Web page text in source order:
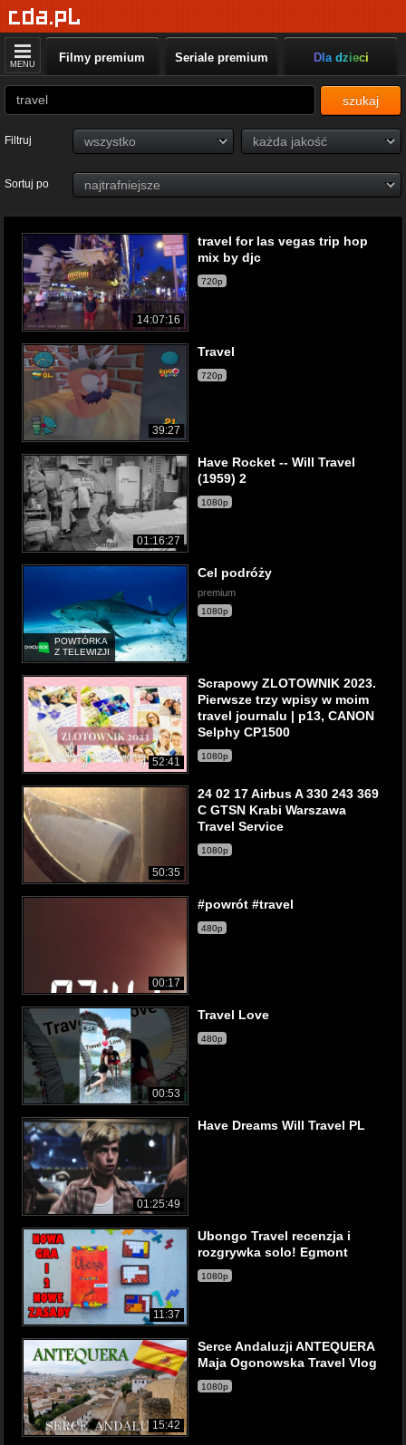
MENU Filmy premium Seriale premium Dla dzieci
szukaj
Filtruj
Sortuj po
14:07:16
travel for las vegas trip hop
mix by djc
720p
39:27
Travel
720p
01:16:27
Have Rocket -- Will Travel
(1959) 2
1080p
POWTÓRKA
Z TELEWIZJI
Cel podróży
premium
1080p
52:41
Scrapowy ZLOTOWNIK 2023.
Pierwsze trzy wpisy w moim
travel journalu | p13, CANON
Selphy CP1500
1080p
50:35
24 02 17 Airbus A 330 243 369
C GTSN Krabi Warszawa
Travel Service
1080p
00:17
#powrót #travel
480p
00:53
Travel Love
480p
01:25:49
Have Dreams Will Travel PL
11:37
Ubongo Travel recenzja i
rozgrywka solo! Egmont
1080p
15:42
Serce Andaluzji ANTEQUERA
Maja Ogonowska Travel Vlog
1080p